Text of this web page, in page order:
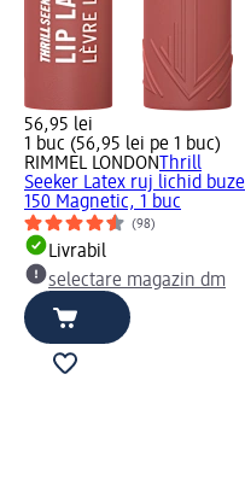
56,95 lei
1 buc (56,95 lei pe 1 buc)
RIMMEL LONDON
Thrill
Seeker Latex ruj lichid buze
150 Magnetic, 1 buc
(98)
Livrabil
selectare magazin dm